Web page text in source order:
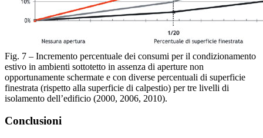
Fig. 7 – Incremento percentuale dei consumi per il condizionamento
estivo in ambienti sottotetto in assenza di aperture non
opportunamente schermate e con diverse percentuali di superficie
finestrata (rispetto alla superficie di calpestio) per tre livelli di
isolamento dell’edificio (2000, 2006, 2010).
Conclusioni